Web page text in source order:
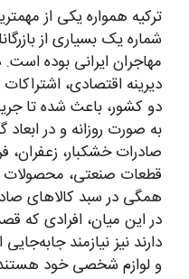
ترکیه همواره یکی از
شماره یک بسیاری از
مهاجران ایرانی بوده
دیرینه اقتصادی،
دو کشور، باعث شده تا
به صورت روزانه و در ابعاد
صادرات خشکبار،
قطعات صنعتی، محصولات
همگی در سبد کالاهای
در این میان، افرادی که
دارند نیز نیازمند
و لوازم شخصی خود